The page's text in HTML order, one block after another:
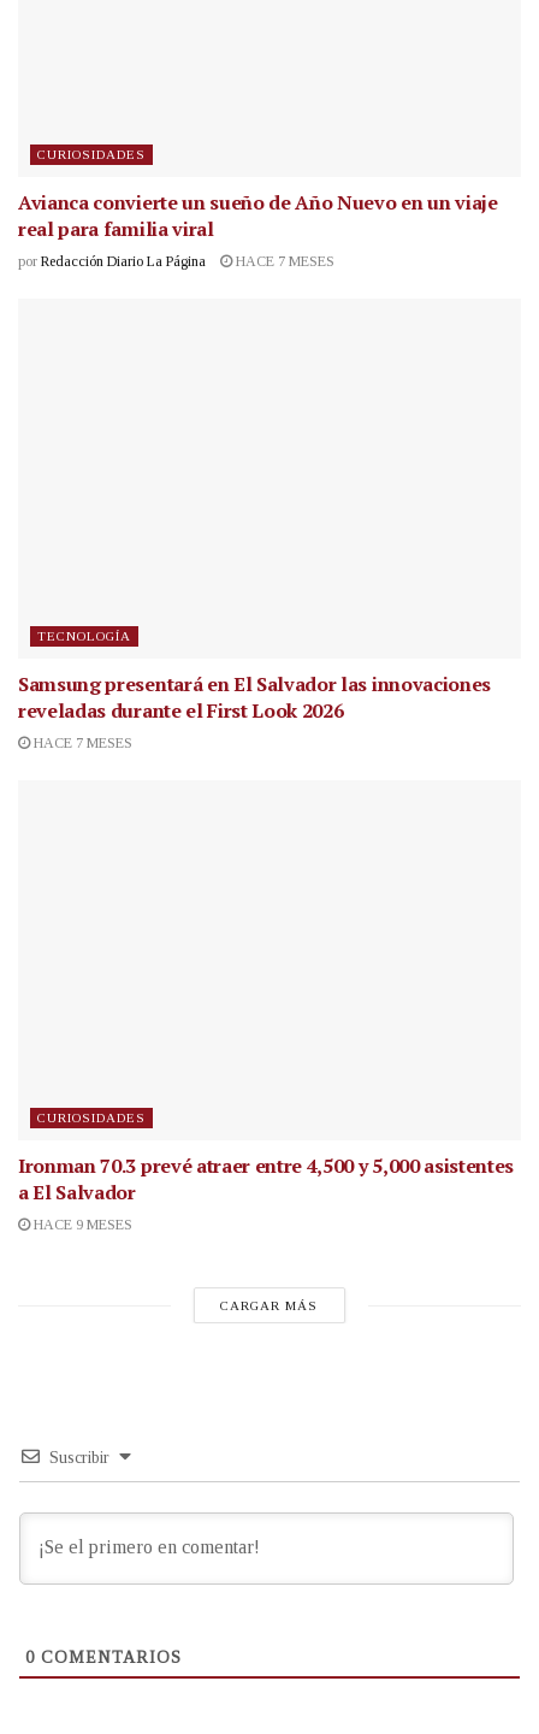
CURIOSIDADES
Avianca convierte un sueño de Año Nuevo en un viaje
real para familia viral
por Redacción Diario La Página HACE 7 MESES
TECNOLOGÍA
Samsung presentará en El Salvador las innovaciones
reveladas durante el First Look 2026
HACE 7 MESES
CURIOSIDADES
Ironman 70.3 prevé atraer entre 4,500 y 5,000 asistentes
a El Salvador
HACE 9 MESES
CARGAR MÁS
Suscribir
0 COMENTARIOS